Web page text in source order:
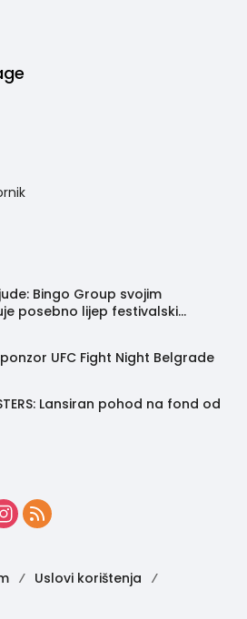
Bingo Group svojim
posebno lijep festivalski
UFC Fight Night Belgrade
Lansiran pohod na fond od
Uslovi korištenja